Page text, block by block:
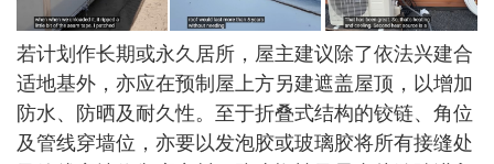
若计划作长期或永久居所，屋主建议除了依法兴建合
适地基外，亦应在预制屋上方另建遮盖屋顶，以增加
防水、防晒及耐久性。至于折叠式结构的铰链、角位
及管线穿墙位，亦要以发泡胶或玻璃胶将所有接缝处